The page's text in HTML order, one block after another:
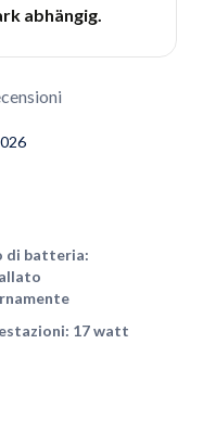
abhängig.
di batteria:
17 watt